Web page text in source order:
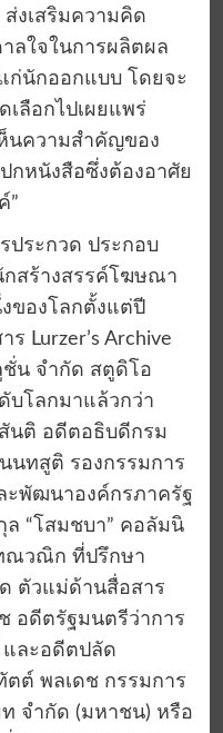
ส่งเสริมความคิด
ลใจในการผลิตผล
นักออกแบบ โดยจะ
ลือกไปเผยแพร่
นความสำคัญของ
กหนังสือซึ่งต้องอาศัย
”
ระกวด ประกอบ
สร้างสรรค์โฆษณา
ของโลกตั้งแต่ปี
Lurzer’s Archive
น จำกัด สตูดิโอ
บโลกมาแล้วกว่า
นติ อดีตอธิบดีกรม
นทสูติ รองกรรมการ
ะพัฒนาองค์กรภาครัฐ
“โสมชบา” คอลัมนิ
ณวณิก ที่ปรึกษา
ตัวแม่ด้านสื่อสาร
อดีตรัฐมนตรีว่าการ
และอดีตปลัด
ต์ พลเดช กรรมการ
จำกัด (มหาชน) หรือ